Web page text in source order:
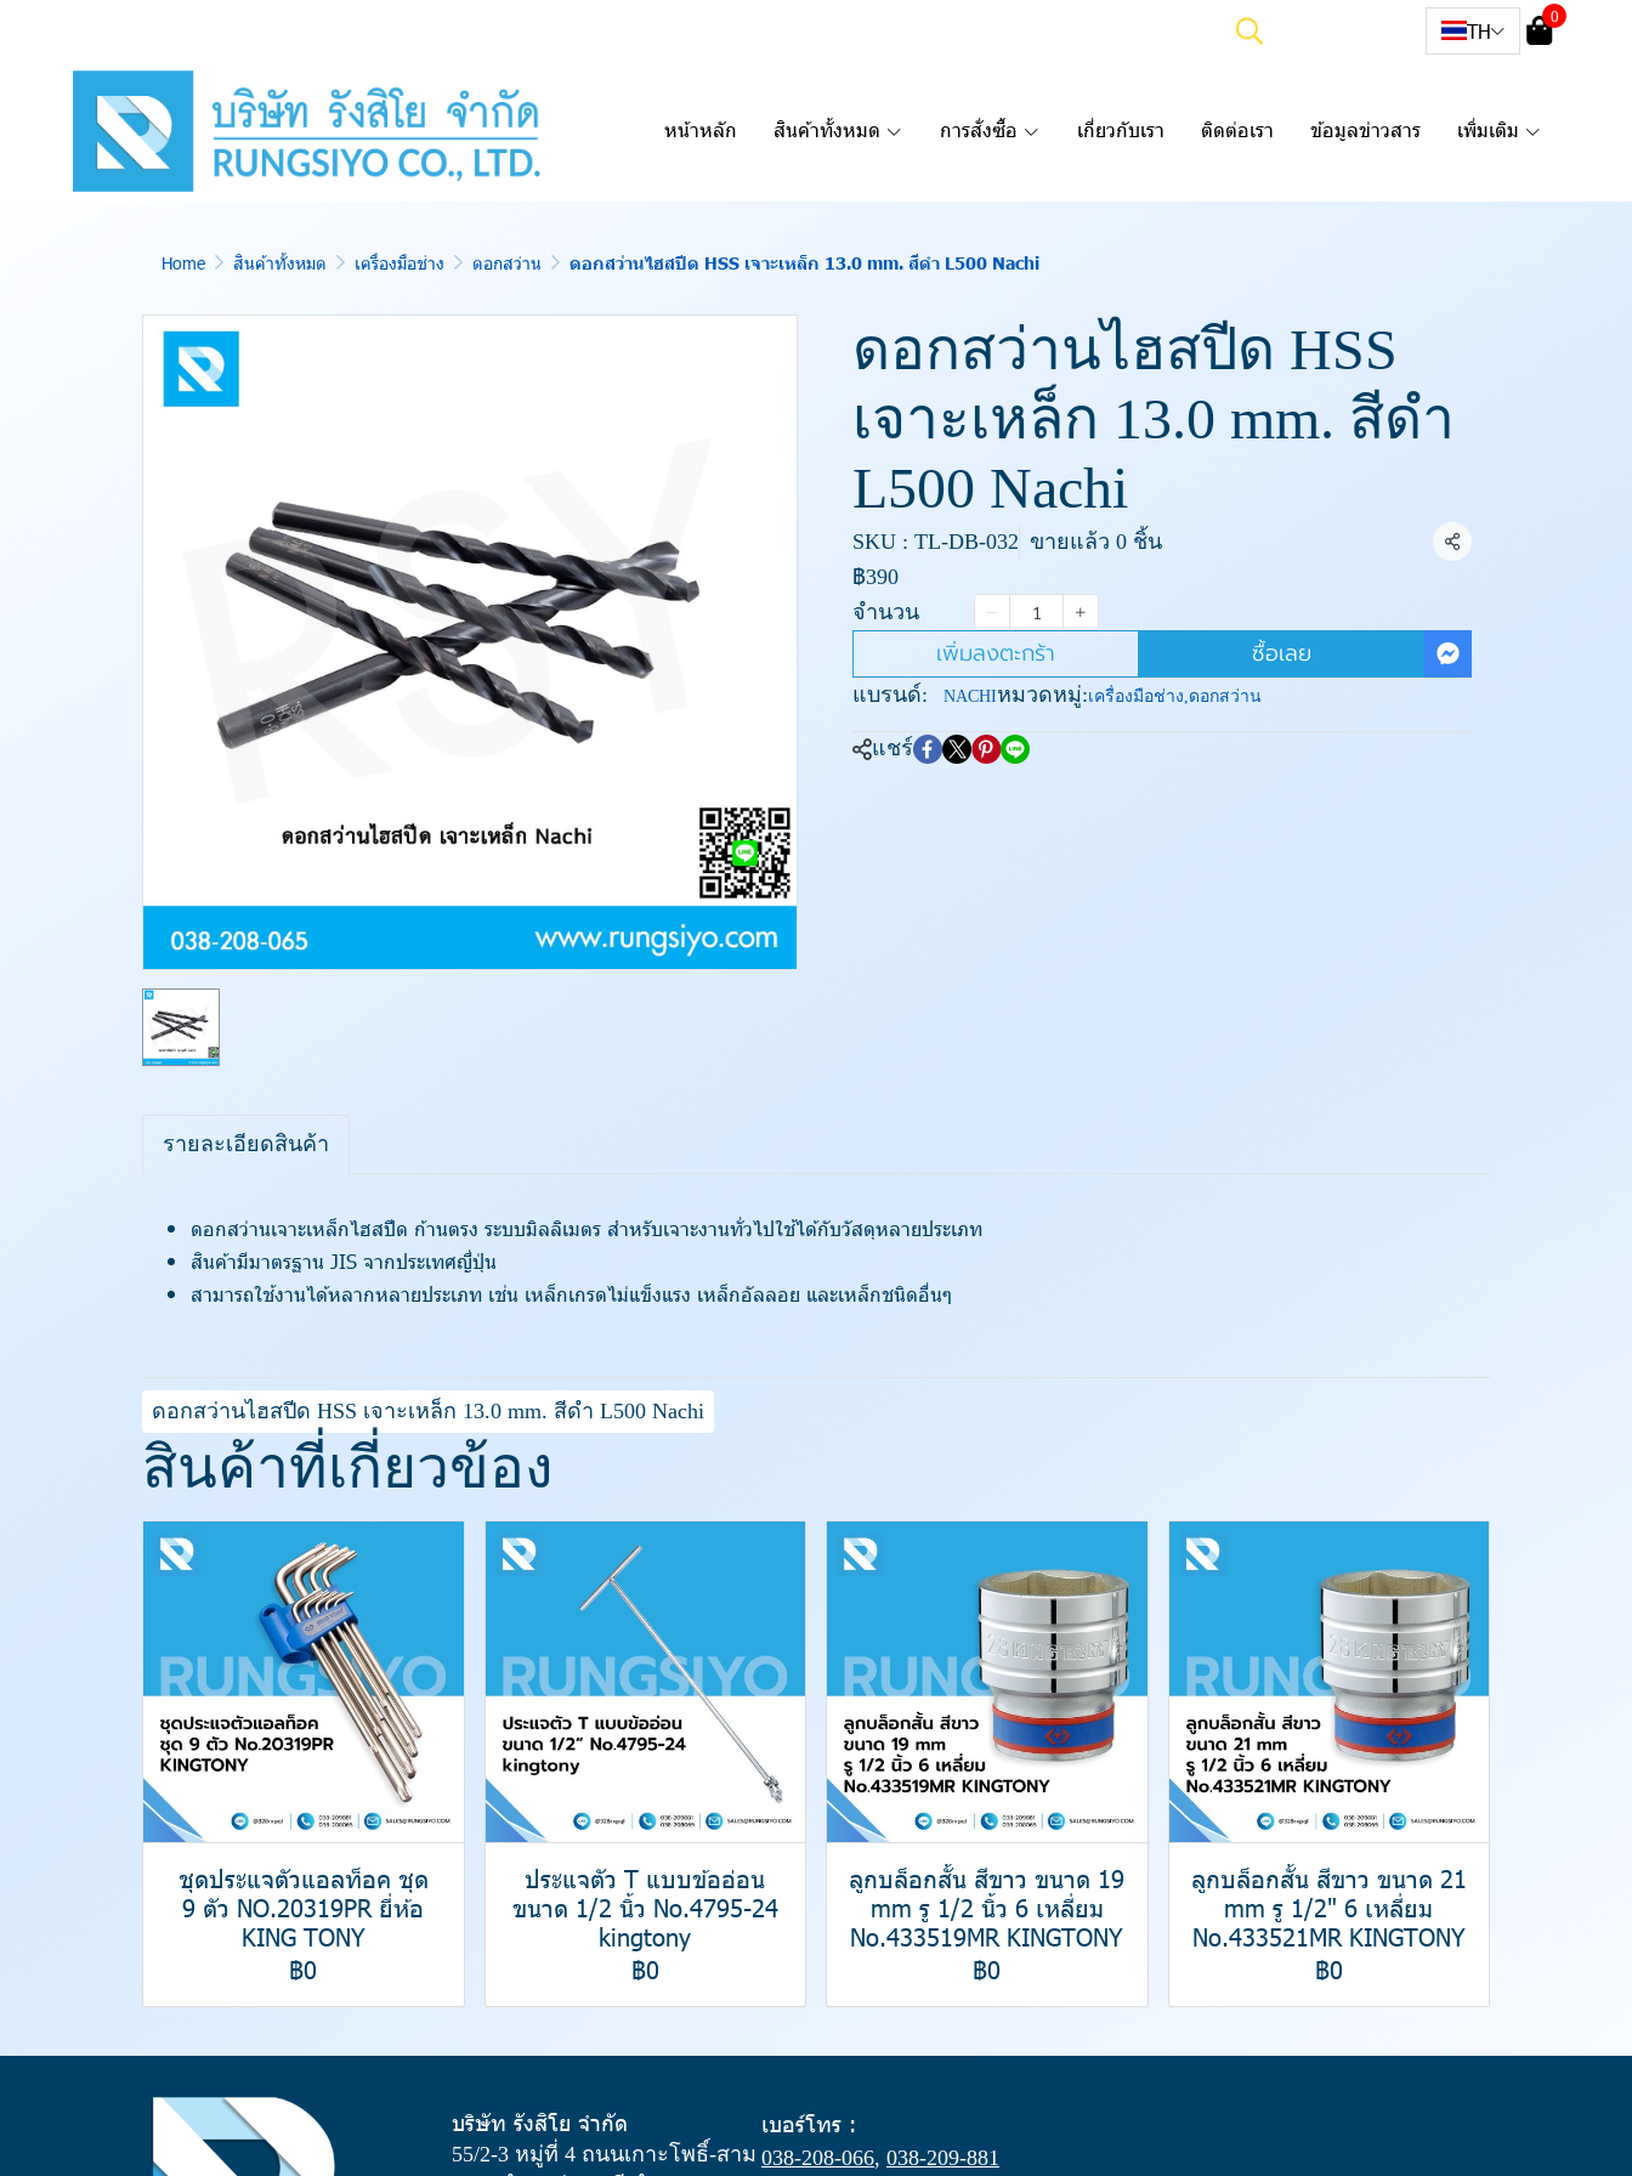
TH
0
หน้าหลัก สินค้าทั้งหมด การสั่งซื้อ เกี่ยวกับเรา ติดต่อเรา ข้อมูลข่าวสาร เพิ่มเติม
Home สินค้าทั้งหมด เครื่องมือช่าง ดอกสว่าน ดอกสว่านไฮสปีด HSS เจาะเหล็ก 13.0 mm. สีดำ L500 Nachi
ดอกสว่านไฮสปีด HSS
เจาะเหล็ก 13.0 mm. สีดำ
L500 Nachi
SKU : TL-DB-032 ขายแล้ว 0 ชิ้น แชร์
฿390
จำนวน
เพิ่มลงตะกร้า ซื้อเลย
แบรนด์: NACHIหมวดหมู่:เครื่องมือช่าง,ดอกสว่าน
แชร์
รายละเอียดสินค้า
ดอกสว่านเจาะเหล็กไฮสปีด ก้านตรง ระบบมิลลิเมตร สำหรับเจาะงานทั่วไปใช้ได้กับวัสดุหลายประเภท
สินค้ามีมาตรฐาน JIS จากประเทศญี่ปุ่น
สามารถใช้งานได้หลากหลายประเภท เช่น เหล็กเกรดไม่แข็งแรง เหล็กอัลลอย และเหล็กชนิดอื่นๆ
ดอกสว่านไฮสปีด HSS เจาะเหล็ก 13.0 mm. สีดำ L500 Nachi
สินค้าที่เกี่ยวข้อง
ชุดประแจตัวแอลท็อค ชุด
9 ตัว NO.20319PR ยี่ห้อ
KING TONY
฿0
ประแจตัว T แบบข้ออ่อน
ขนาด 1/2 นิ้ว No.4795-24
kingtony
฿0
ลูกบล็อกสั้น สีขาว ขนาด 19
mm รู 1/2 นิ้ว 6 เหลี่ยม
No.433519MR KINGTONY
฿0
ลูกบล็อกสั้น สีขาว ขนาด 21
mm รู 1/2" 6 เหลี่ยม
No.433521MR KINGTONY
฿0
บริษัท รังสิโย จำกัด
55/2-3 หมู่ที่ 4 ถนนเกาะโพธิ์-สาม
เบอร์โทร :
038-208-066, 038-209-881